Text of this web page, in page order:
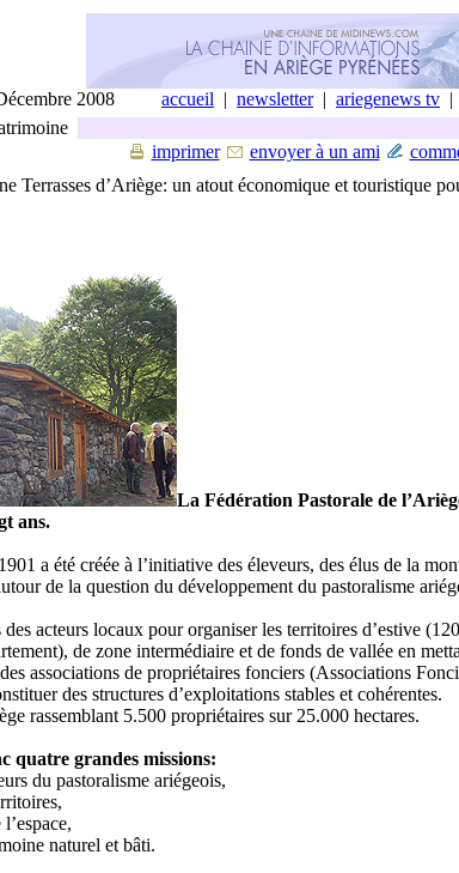
2008 accueil | newsletter| ariegenews tv |
imprimer envoyer à un ami
Terrasses d’Ariège: un atout économique et touristique
La Fédération Pastorale de
ans.
a été créée à l’initiative des éleveurs, des élus de la
de la question du développement du pastoralisme
acteurs locaux pour organiser les territoires d’estive
de zone intermédiaire et de fonds de vallée en
associations de propriétaires fonciers (Associations
des structures d’exploitations stables et cohérentes.
rassemblant 5.500 propriétaires sur 25.000 hectares.
quatre grandes missions:
du pastoralisme ariégeois,
naturel et bâti.